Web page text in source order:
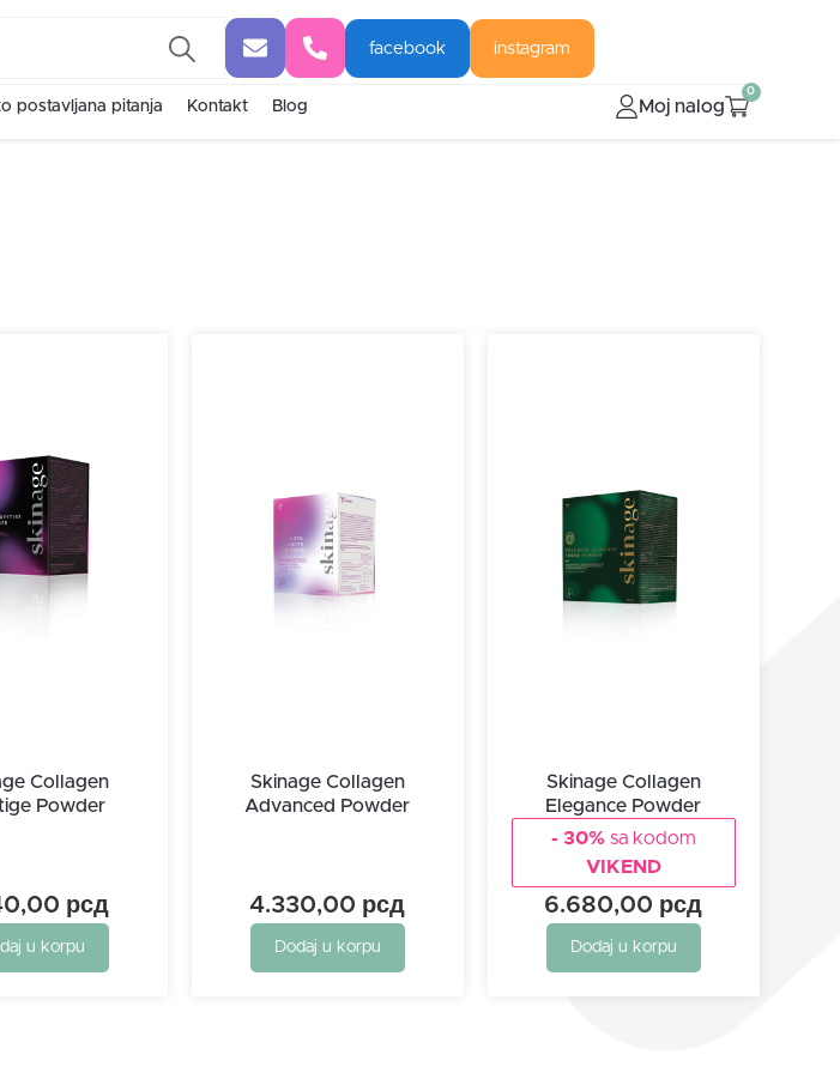
facebook instagram
postavljana pitanja Kontakt Blog Moj nalog
0
Collagen
Powder
рсд
u korpu
Skinage Collagen
Advanced Powder
4.330,00 рсд
Dodaj u korpu
Skinage Collagen
Elegance Powder
- 30% sa kodom
VIKEND
6.680,00 рсд
Dodaj u korpu